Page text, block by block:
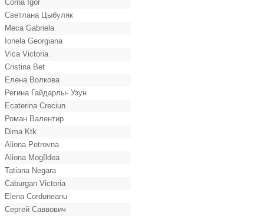
Corna Igor
Светлана Цыбуляк
Meca Gabriela
Ionela Georgiana
Vica Victoria
Cristina Bet
Елена Волкова
Регина Гайдарлы- Узун
Ecaterina Creciun
Роман Валентир
Dima Ktk
Aliona Petrovna
Aliona Mogîldea
Tatiana Negara
Caburgan Victoria
Elena Corduneanu
Сергей Саввович